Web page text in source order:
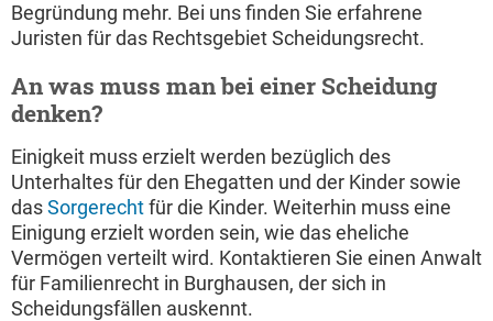
Begründung mehr. Bei uns finden Sie erfahrene
Juristen für das Rechtsgebiet Scheidungsrecht.
An was muss man bei einer Scheidung
denken?
Einigkeit muss erzielt werden bezüglich des
Unterhaltes für den Ehegatten und der Kinder sowie
dasSorgerechtfür die Kinder. Weiterhin muss eine
Einigung erzielt worden sein, wie das eheliche
Vermögen verteilt wird. Kontaktieren Sie einen Anwalt
für Familienrecht in Burghausen, der sich in
Scheidungsfällen auskennt.